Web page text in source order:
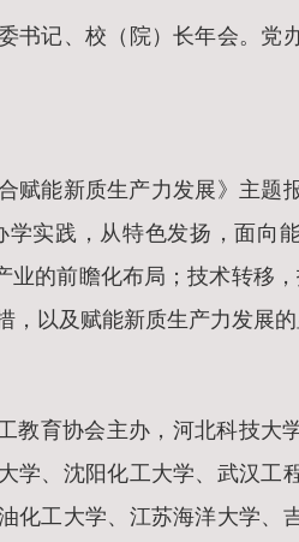
书记、校（院）长年会。党
能新质生产力发展》主题
实践，从特色发扬，面向
的前瞻化布局；技术转移
以及赋能新质生产力发展的
教育协会主办，河北科技大
学、沈阳化工大学、武汉工
化工大学、江苏海洋大学、